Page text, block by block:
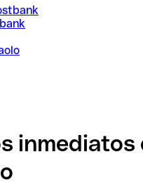
inmediatos